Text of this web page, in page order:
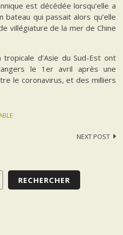
est décédée lorsqu’elle a
bateau qui passait alors qu’elle
villégiature de la mer de Chine
d’Asie du Sud-Est ont
le 1er avril après une
le coronavirus, et des milliers
NEXT POST
RECHERCHER